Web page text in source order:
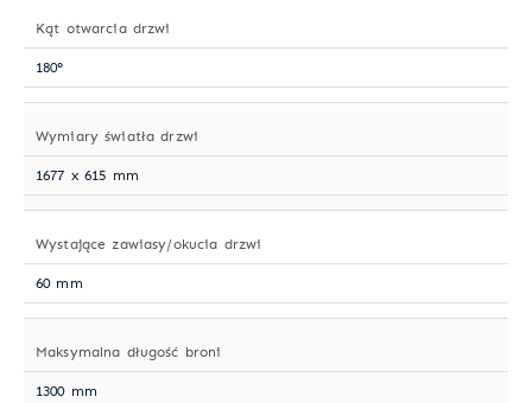
Kąt otwarcia drzwi
180°
Wymiary światła drzwi
1677 x 615 mm
Wystające zawiasy/okucia drzwi
60 mm
Maksymalna długość broni
1300 mm